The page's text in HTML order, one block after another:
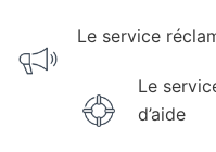
Le service
Le
d’aide